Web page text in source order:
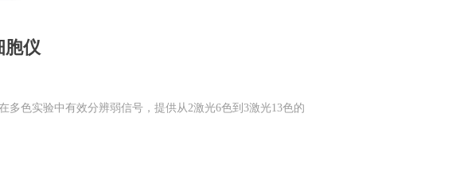
胞仪
多色实验中有效分辨弱信号，提供从2激光6色到3激光13色的